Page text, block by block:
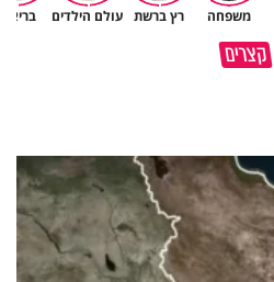
משפחה רץ ברשת עולם הילדים
קצרים
פותחים פתח קטן - ומקבלים